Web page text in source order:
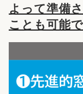
よって準備
ことも可能で